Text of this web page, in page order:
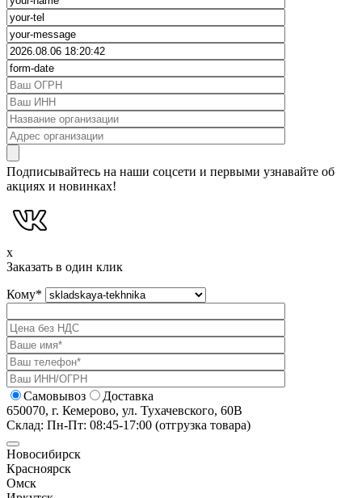
Подписывайтесь на наши соцсети и первыми узнавайте об
акциях и новинках!
x
Заказать в один клик
Кому*
Самовывоз
Доставка
650070, г. Кемерово, ул. Тухачевского, 60В
Склад: Пн-Пт: 08:45-17:00 (отгрузка товара)
Новосибирск
Красноярск
Омск